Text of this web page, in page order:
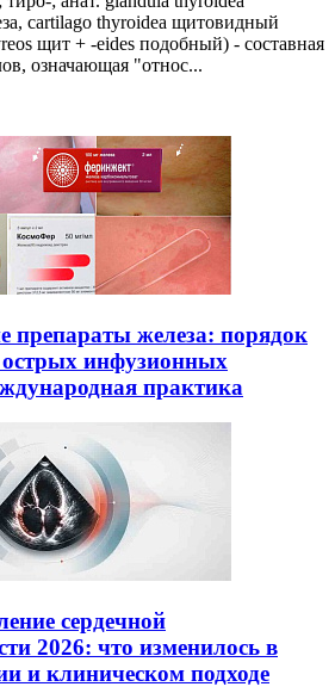
cartilago thyroidea щитовидный
щит + -eides подобный) - составная
означающая "относ...
препараты железа: порядок
острых инфузионных
практика
сердечной
2026: что изменилось в
и клиническом подходе